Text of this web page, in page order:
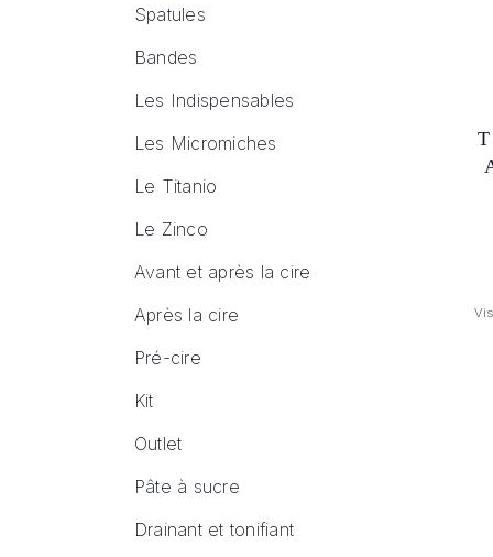
Spatules
Bandes
Les Indispensables
Les Micromiches
Le Titanio
Le Zinco
Avant et après la cire
Après la cire
Pré-cire
Kit
Outlet
Pâte à sucre
Drainant et tonifiant